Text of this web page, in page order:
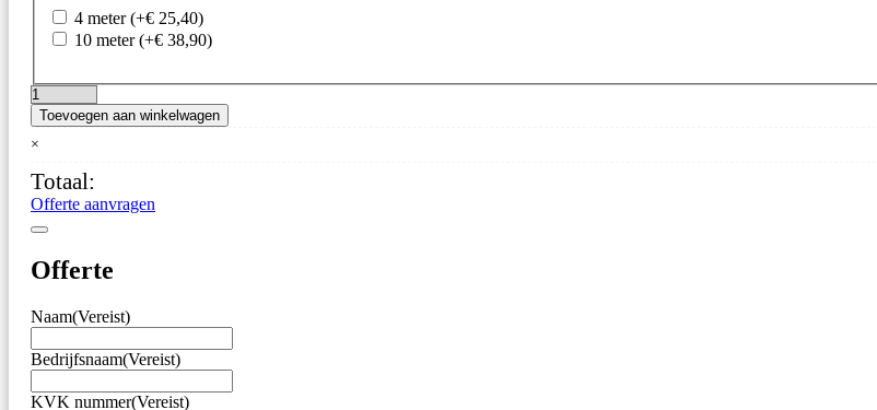
4 meter(+€ 25,40)
10 meter(+€ 38,90)
GGO
/
GOO
Zuurstofopnemer
aantal
Toevoegen aan winkelwagen
×
Totaal:
Offerte aanvragen
Offerte
Naam(Vereist)
Bedrijfsnaam(Vereist)
KVK nummer(Vereist)